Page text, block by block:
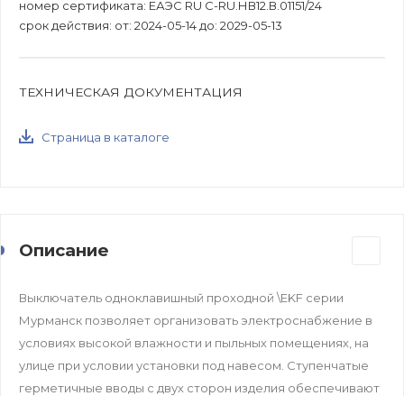
номер сертификата: ЕАЭС RU С-RU.НВ12.В.01151/24
срок действия: от: 2024-05-14 до: 2029-05-13
ТЕХНИЧЕСКАЯ ДОКУМЕНТАЦИЯ
Страница в каталоге
Описание
Выключатель одноклавишный проходной \EKF серии
Мурманск позволяет организовать электроснабжение в
условиях высокой влажности и пыльных помещениях, на
улице при условии установки под навесом. Ступенчатые
герметичные вводы с двух сторон изделия обеспечивают